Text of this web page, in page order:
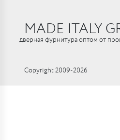
MADE ITALY
дверная фурнитура оптом от
Copyright 2009-2026